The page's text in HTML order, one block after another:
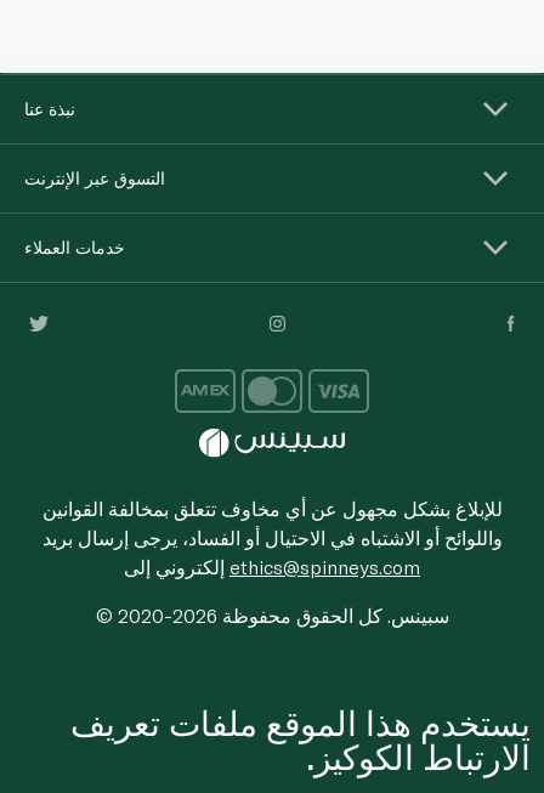
نبذة عنا
التسوق عبر الإنترنت
خدمات العملاء
للإبلاغ بشكل مجهول عن أي مخاوف تتعلق بمخالفة القوانين
واللوائح أو الاشتباه في الاحتيال أو الفساد، يرجى إرسال بريد
ethics@spinneys.com
© 2020-2026 سبينس. كل الحقوق محفوظة
يستخدم هذا الموقع ملفات تعريف
الارتباط الكوكيز.